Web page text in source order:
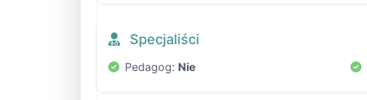
Specjaliści
Pedagog: Nie